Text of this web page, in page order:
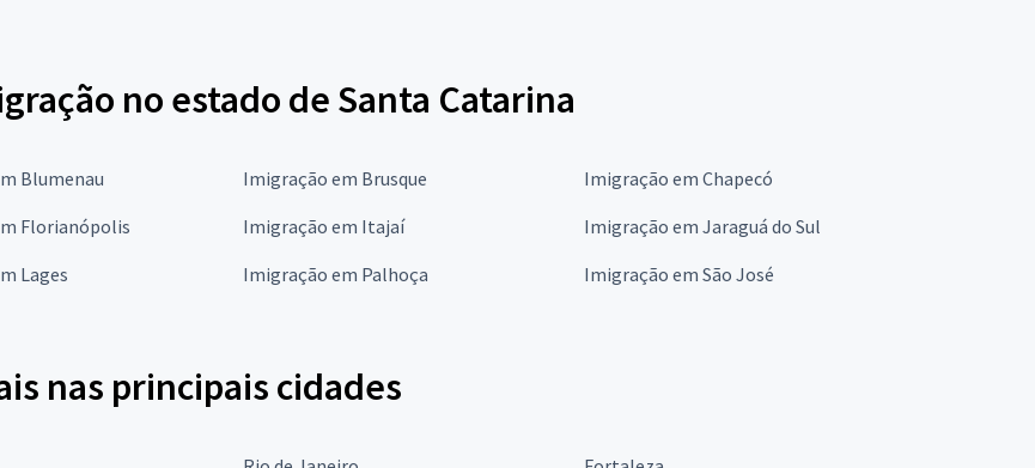
no estado de Santa Catarina
Blumenau Imigração em Brusque
Imigração em Chapecó
Florianópolis Imigração em Itajaí
Imigração em Jaraguá do Sul
Lages Imigração em Palhoça Imigração em São José
nas principais cidades